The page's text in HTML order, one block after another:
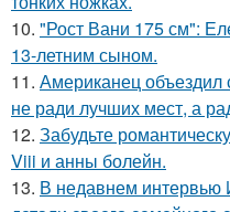
10. "Рост Вани 175 см":
13-летним сыном.
11. Американец объездил
не ради лучших мест, а
12. Забудьте
Viii и анны болейн.
13. В недавнем интервью